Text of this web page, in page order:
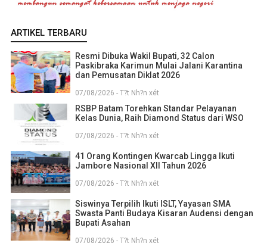
ARTIKEL TERBARU
Resmi Dibuka Wakil Bupati, 32 Calon
Paskibraka Karimun Mulai Jalani Karantina
dan Pemusatan Diklat 2026
07/08/2026 - T?t Nh?n xét
RSBP Batam Torehkan Standar Pelayanan
Kelas Dunia, Raih Diamond Status dari WSO
07/08/2026 - T?t Nh?n xét
41 Orang Kontingen Kwarcab Lingga Ikuti
Jambore Nasional XII Tahun 2026
07/08/2026 - T?t Nh?n xét
Siswinya Terpilih Ikuti ISLT, Yayasan SMA
Swasta Panti Budaya Kisaran Audensi dengan
Bupati Asahan
07/08/2026 - T?t Nh?n xét